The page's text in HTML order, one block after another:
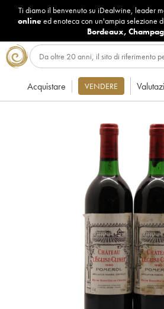
Ti diamo il benvenuto su iDealwine, leader
onlineed enoteca con un'ampia selezione
Bordeaux,
Acquistare VENDERE